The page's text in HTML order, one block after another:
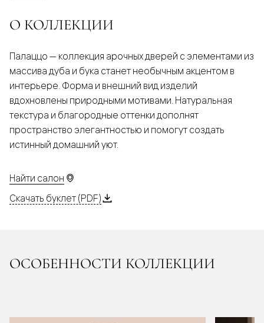
О КОЛЛЕКЦИИ
Палаццо — коллекция арочных дверей с элементами из
массива дуба и бука станет необычным акцентом в
интерьере. Форма и внешний вид изделий
вдохновлены природными мотивами. Натуральная
текстура и благородные оттенки дополнят
пространство элегантностью и помогут создать
истинный домашний уют.
Найти салон
Скачать буклет (PDF)
ОСОБЕННОСТИ КОЛЛЕКЦИИ